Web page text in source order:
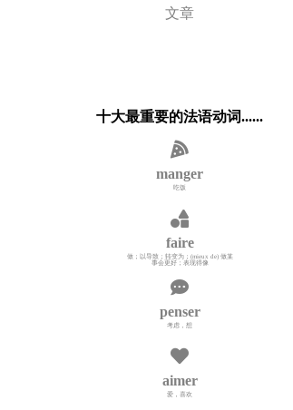
文章
十大最重要的法语动词......
manger
吃饭
faire
做；以导致；转变为；(mieux de) 做某
事会更好；表现得像
penser
考虑，想
aimer
爱，喜欢